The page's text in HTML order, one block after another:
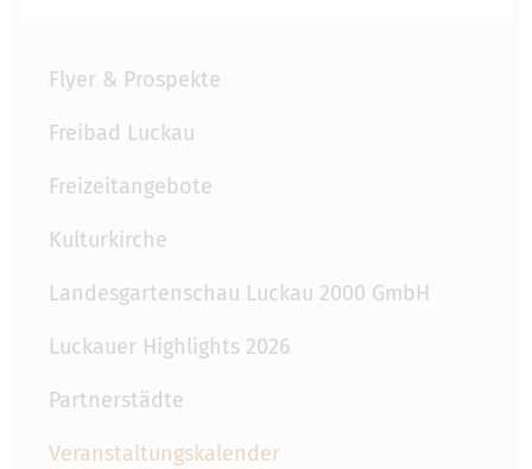
Flyer & Prospekte
Freibad Luckau
Freizeitangebote
Kulturkirche
Landesgartenschau Luckau 2000 GmbH
Luckauer Highlights 2026
Partnerstädte
Veranstaltungskalender